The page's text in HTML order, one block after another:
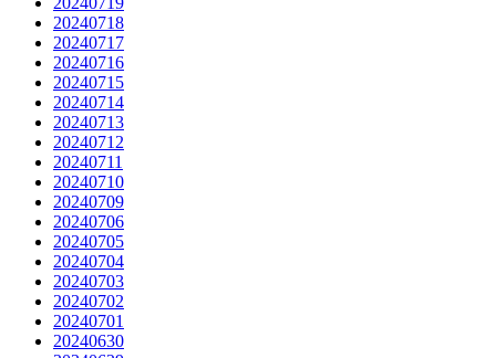
20240718
20240717
20240716
20240715
20240714
20240713
20240712
20240711
20240710
20240709
20240706
20240705
20240704
20240703
20240702
20240701
20240630